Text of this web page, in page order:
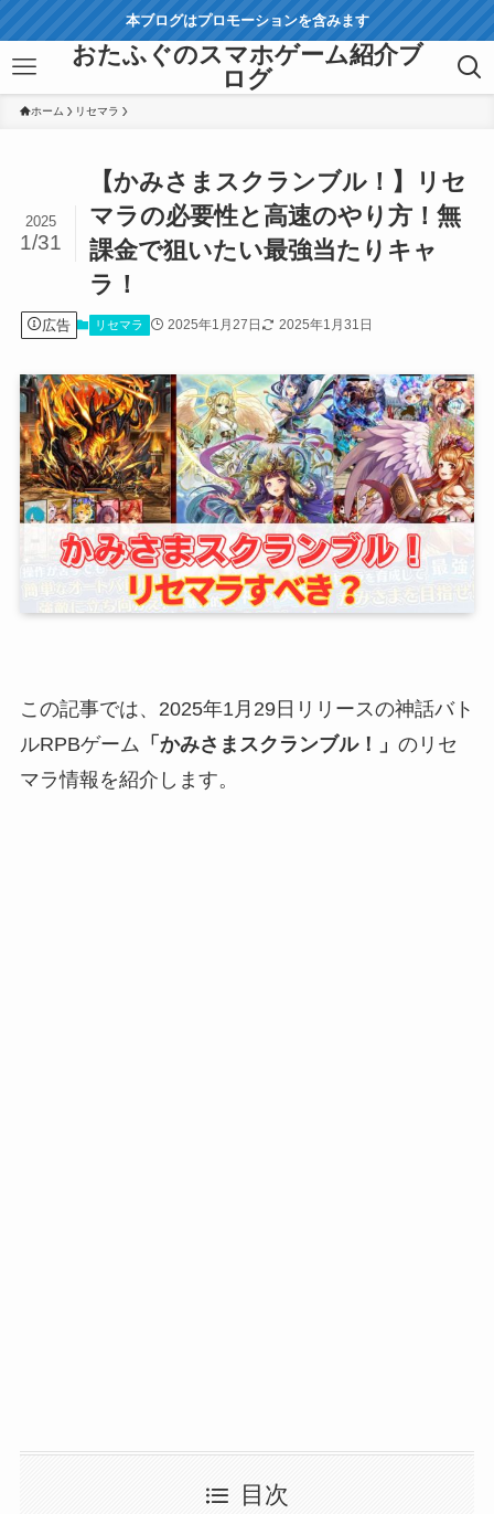
本ブログはプロモーションを含みます
おたふぐのスマホゲーム紹介ブ
ログ
ホーム リセマラ
【かみさまスクランブル！】リセ
マラの必要性と高速のやり方！無
課金で狙いたい最強当たりキャ
ラ！
2025
1/31
広告 リセマラ 2025年1月27日 2025年1月31日
この記事では、2025年1月29日リリースの神話バト
ルRPBゲーム 「かみさまスクランブル！」 のリセ
マラ情報を紹介します。
目次